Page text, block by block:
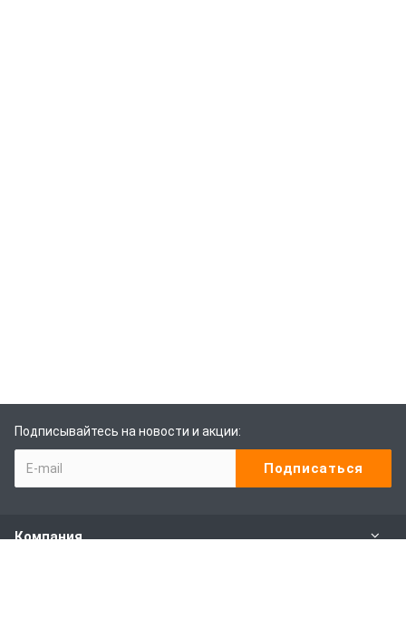
Подписывайтесь на новости и акции:
Компания